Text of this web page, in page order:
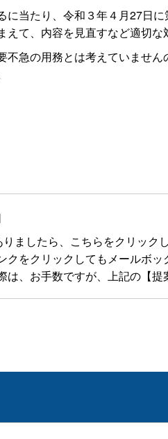
当たり、令和３年４月27日
えて、内容を見直すなど適切な
急の用務とは考えていませ
ましたら、こちらをクリックし
クをクリックしてもメールボ
は、お手数ですが、上記の【